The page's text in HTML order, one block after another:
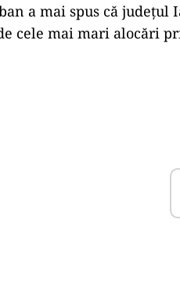
a mai spus că județul
cele mai mari alocări